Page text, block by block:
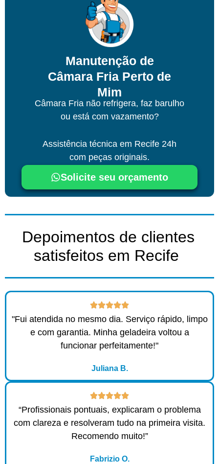
Manutenção de
Câmara Fria Perto de
Mim
Câmara Fria não refrigera, faz barulho
ou está com vazamento?
Assistência técnica em Recife 24h
com peças originais.
Solicite seu orçamento
Depoimentos de clientes
satisfeitos em Recife ​
"Fui atendida no mesmo dia. Serviço rápido, limpo
e com garantia. Minha geladeira voltou a
funcionar perfeitamente!"
Juliana B.
“Profissionais pontuais, explicaram o problema
com clareza e resolveram tudo na primeira visita.
Recomendo muito!”
Fabrizio O.